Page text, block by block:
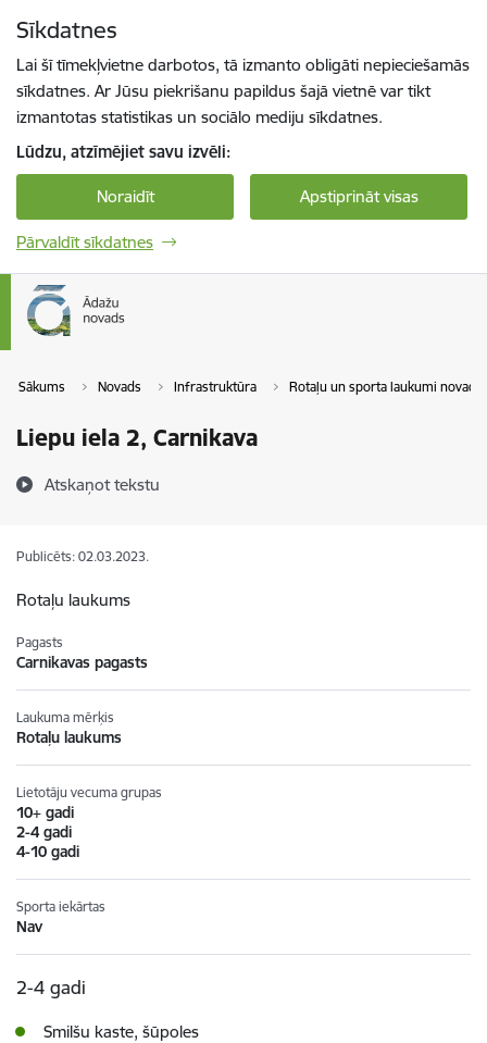
Sīkdatnes
Lai šī tīmekļvietne darbotos, tā izmanto obligāti nepieciešamās
sīkdatnes. Ar Jūsu piekrišanu papildus šajā vietnē var tikt
izmantotas statistikas un sociālo mediju sīkdatnes.
Lūdzu, atzīmējiet savu izvēli:
Noraidīt Apstiprināt visas
Pārvaldīt sīkdatnes
Sākums Novads Infrastruktūra Rotaļu un sporta laukumi novadā
Liepu iela 2, Carnikava
Atskaņot tekstu
Publicēts: 02.03.2023.
Rotaļu laukums
Pagasts
Carnikavas pagasts
Laukuma mērķis
Rotaļu laukums
Lietotāju vecuma grupas
10+ gadi
2-4 gadi
4-10 gadi
Sporta iekārtas
Nav
2-4 gadi
Smilšu kaste, šūpoles